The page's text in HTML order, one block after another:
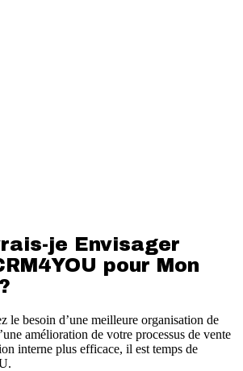
je Envisager
pour Mon
le besoin d’une meilleure organisation de
amélioration de votre processus de vente
interne plus efficace, il est temps de